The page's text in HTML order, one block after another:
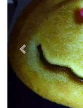
Précédent